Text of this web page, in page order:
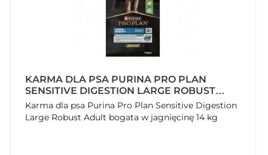
KARMA DLA PSA PURINA PRO PLAN
SENSITIVE DIGESTION LARGE ROBUST
ADULT BOGATA W JAGNIĘCINĘ 14 KG
Karma dla psa Purina Pro Plan Sensitive Digestion
Large Robust Adult bogata w jagnięcinę 14 kg